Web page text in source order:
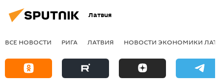
Латвия
ВСЕ НОВОСТИ РИГА ЛАТВИЯ НОВОСТИ ЭКОНОМИКИ